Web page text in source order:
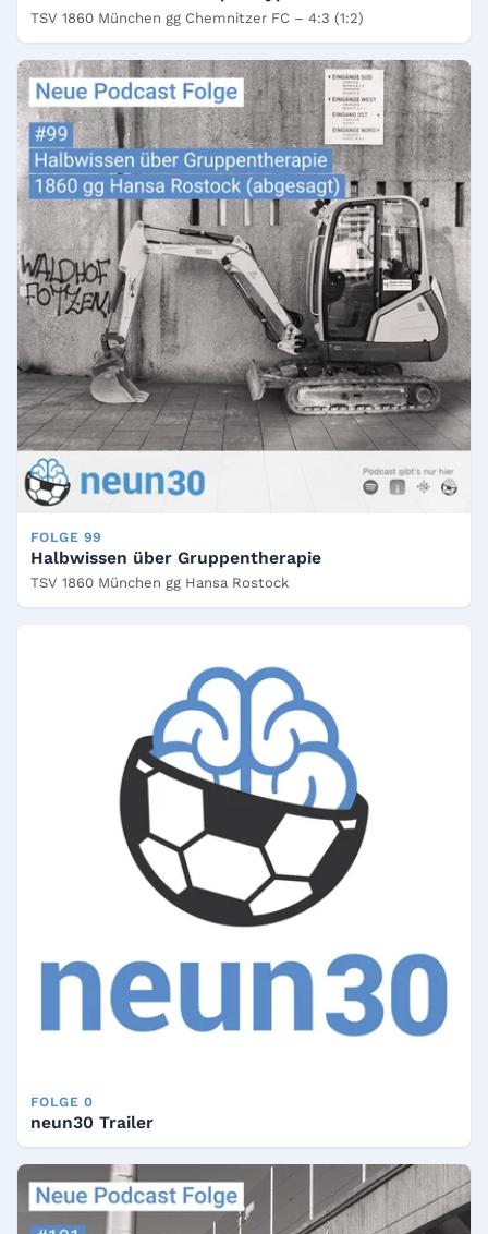
TSV 1860 München gg Chemnitzer FC – 4:3 (1:2)
FOLGE 99
Halbwissen über Gruppentherapie
TSV 1860 München gg Hansa Rostock
FOLGE 0
neun30 Trailer